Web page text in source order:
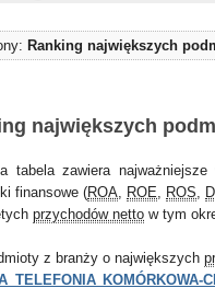
Ranking największych
największych
tabela zawiera
finansowe (ROA, ROE, ROS,
przychodów netto w tym
z branży o największych
TELEFONIA KOMÓRKOWA-